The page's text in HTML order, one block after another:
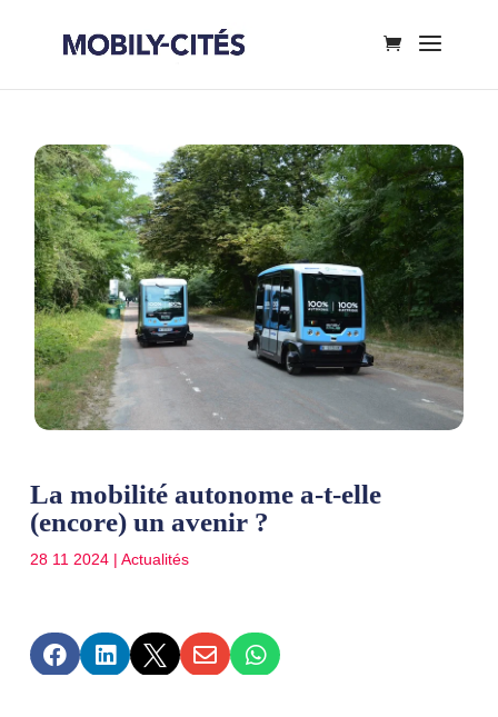
La mobilité autonome a-t-elle
(encore) un avenir ?
28 11 2024| Actualités
    